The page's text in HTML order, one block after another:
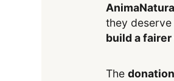
they deserve
build a
The